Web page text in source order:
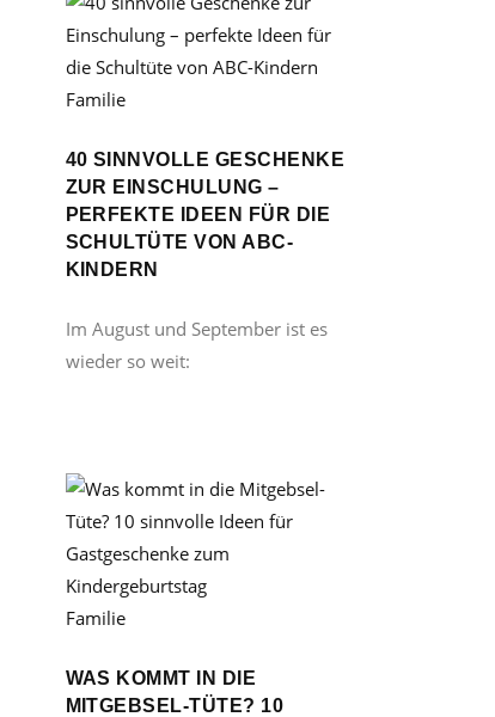
Familie
40 SINNVOLLE GESCHENKE
ZUR EINSCHULUNG –
PERFEKTE IDEEN FÜR DIE
SCHULTÜTE VON ABC-
KINDERN
Im August und September ist es
wieder so weit:
Familie
WAS KOMMT IN DIE
MITGEBSEL-TÜTE? 10